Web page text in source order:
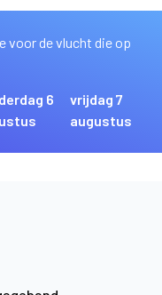
voor de vlucht die op
6
vrijdag 7
augustus